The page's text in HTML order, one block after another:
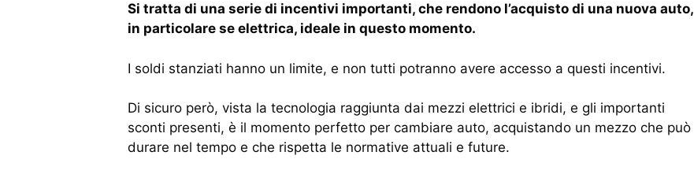
Si tratta di una serie di incentivi importanti, che rendono l’acquisto di una nuova auto,
in particolare se elettrica, ideale in questo momento.
I soldi stanziati hanno un limite, e non tutti potranno avere accesso a questi incentivi.
Di sicuro però, vista la tecnologia raggiunta dai mezzi elettrici e ibridi, e gli importanti
sconti presenti, è il momento perfetto per cambiare auto, acquistando un mezzo che può
durare nel tempo e che rispetta le normative attuali e future.